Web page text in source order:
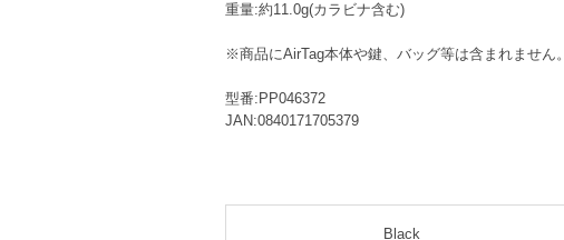
重量:約11.0g(カラビナ含む)
※商品にAirTag本体や鍵、バッグ等は含まれません。
型番:PP046372
JAN:0840171705379
Black